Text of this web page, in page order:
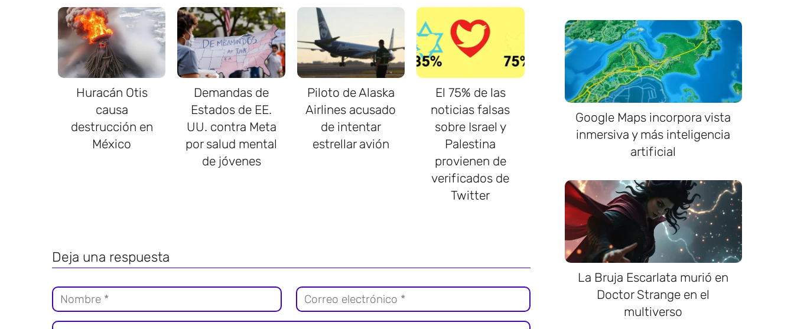
Huracán Otis
causa
destrucción en
México
Demandas de
Estados de EE.
UU. contra Meta
por salud mental
de jóvenes
Piloto de Alaska
Airlines acusado
de intentar
estrellar avión
El 75% de las
noticias falsas
sobre Israel y
Palestina
provienen de
verificados de
Twitter
Deja una respuesta
Google Maps incorpora vista
inmersiva y más inteligencia
artificial
La Bruja Escarlata murió en
Doctor Strange en el
multiverso